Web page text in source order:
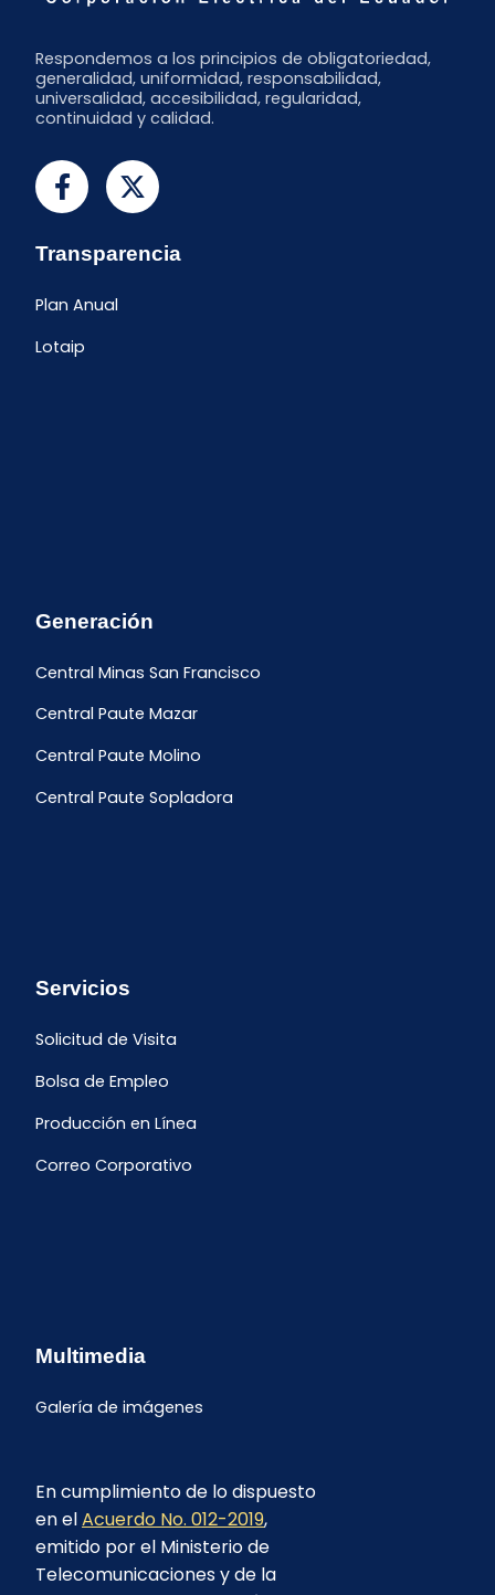
Respondemos a los principios de obligatoriedad,
generalidad, uniformidad, responsabilidad,
universalidad, accesibilidad, regularidad,
continuidad y calidad.
Transparencia
Plan Anual
Lotaip
Generación
Central Minas San Francisco
Central Paute Mazar
Central Paute Molino
Central Paute Sopladora
Servicios
Solicitud de Visita
Bolsa de Empleo
Producción en Línea
Correo Corporativo
Multimedia
Galería de imágenes
En cumplimiento de lo dispuesto
en elAcuerdo No. 012-2019,
emitido por el Ministerio de
Telecomunicaciones y de la